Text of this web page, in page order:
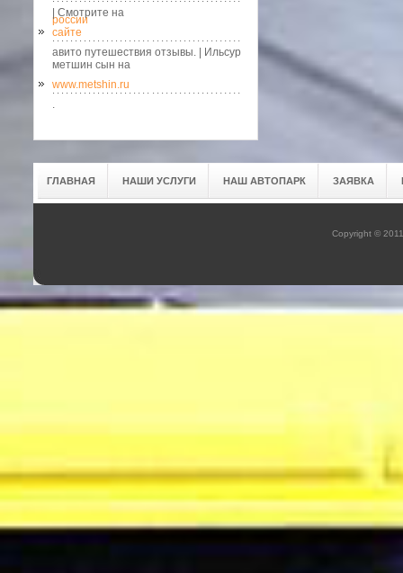
россии
| Смотрите на
сайте
авито путешествия отзывы. | Ильсур
метшин сын на
www.metshin.ru
.
ГЛАВНАЯ НАШИ УСЛУГИ НАШ АВТОПАРК ЗАЯВКА
Copyright ©